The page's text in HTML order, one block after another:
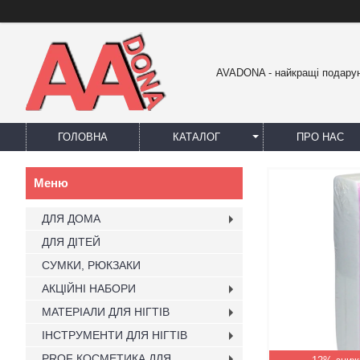
AVADONA - найкращі
ГОЛОВНА КАТАЛОГ ПРО НАС
ДЛЯ ДОМА
ДЛЯ ДІТЕЙ
СУМКИ, РЮКЗАКИ
АКЦІЙНІ НАБОРИ
МАТЕРІАЛИ ДЛЯ НІГТІВ
ІНСТРУМЕНТИ ДЛЯ НІГТІВ